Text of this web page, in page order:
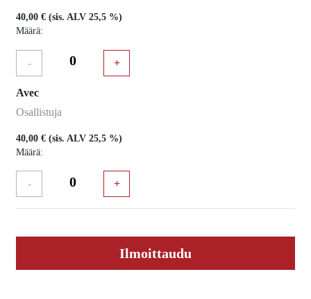
40,00 € (sis. ALV 25,5 %)
Määrä:
- +
Avec
Osallistuja
40,00 € (sis. ALV 25,5 %)
Määrä:
- +